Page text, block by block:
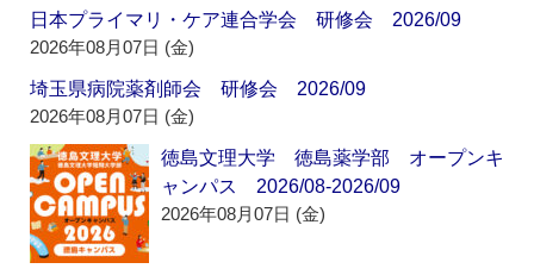
日本プライマリ・ケア連合学会 研修会 2026/09
2026年08月07日 (金)
埼玉県病院薬剤師会 研修会 2026/09
2026年08月07日 (金)
徳島文理大学 徳島薬学部 オープンキ
ャンパス 2026/08-2026/09
2026年08月07日 (金)